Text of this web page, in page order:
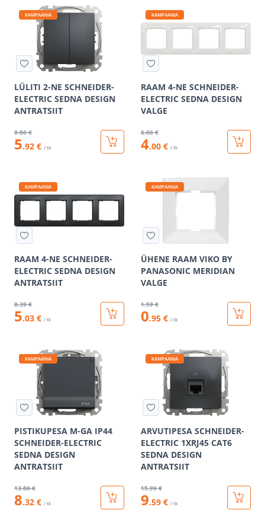
KAMPAANIA
LÜLITI 2-NE SCHNEIDER-
ELECTRIC SEDNA DESIGN
ANTRATSIIT
9.86 €
5.92 € / tk
KAMPAANIA
RAAM 4-NE SCHNEIDER-
ELECTRIC SEDNA DESIGN
VALGE
6.66 €
4.00 € / tk
KAMPAANIA
RAAM 4-NE SCHNEIDER-
ELECTRIC SEDNA DESIGN
ANTRATSIIT
8.39 €
5.03 € / tk
KAMPAANIA
ÜHENE RAAM VIKO BY
PANASONIC MERIDIAN
VALGE
1.59 €
0.95 € / tk
KAMPAANIA
PISTIKUPESA M-GA IP44
SCHNEIDER-ELECTRIC
SEDNA DESIGN
ANTRATSIIT
13.86 €
8.32 € / tk
KAMPAANIA
ARVUTIPESA SCHNEIDER-
ELECTRIC 1XRJ45 CAT6
SEDNA DESIGN
ANTRATSIIT
15.99 €
9.59 € / tk